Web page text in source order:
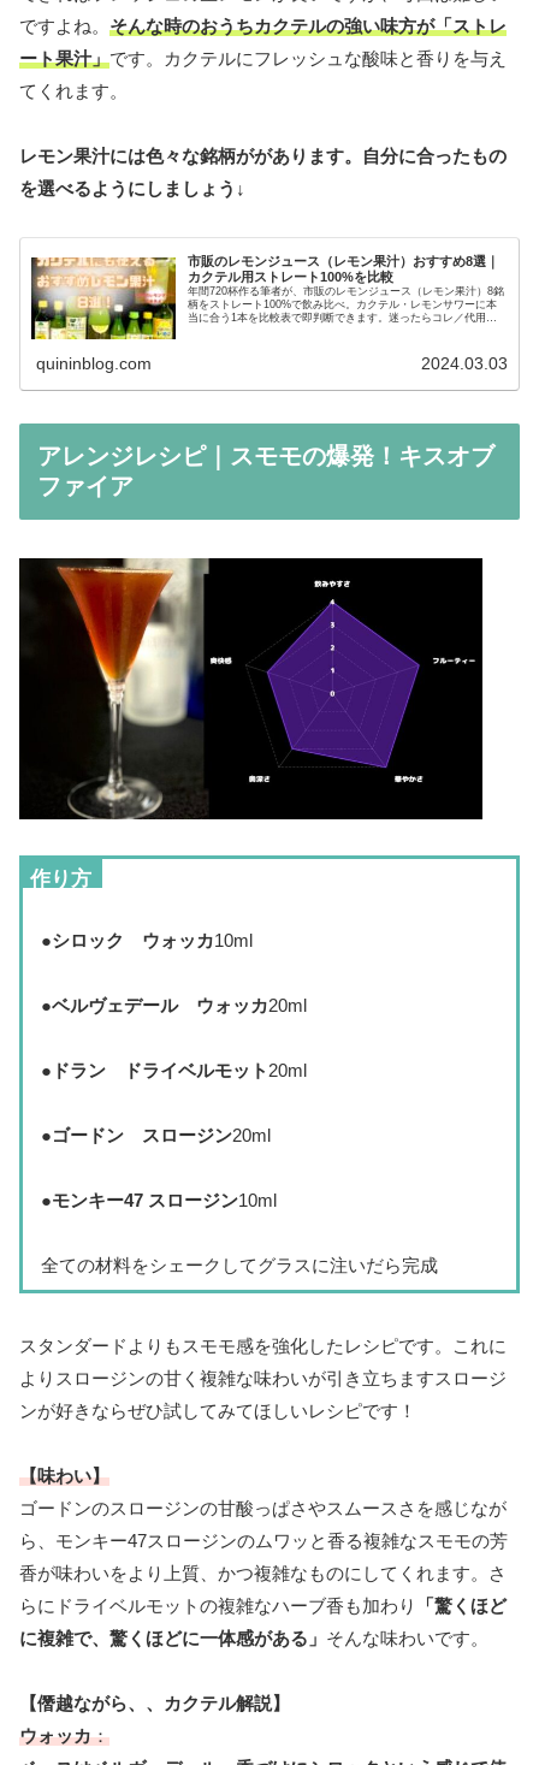
ですよね。 そんな時のおうちカクテルの強い味方が「ストレ
ート果汁」です。カクテルにフレッシュな酸味と香りを与え
てくれます。
レモン果汁には色々な銘柄ががあります。自分に合ったもの
を選べるようにしましょう↓
市販のレモンジュース（レモン果汁）おすすめ8選｜
カクテル用ストレート100%を比較
年間720杯作る筆者が、市販のレモンジュース（レモン果汁）8銘
柄をストレート100%で飲み比べ。カクテル・レモンサワーに本
当に合う1本を比較表で即判断できます。迷ったらコレ／代用品
quininblog.com 2024.03.03
アレンジレシピ｜スモモの爆発！キスオブ
ファイア
作り方
●シロック ウォッカ10ml
●ベルヴェデール ウォッカ20ml
● ドラン ドライベルモット 20ml
●ゴードン スロージン20ml
●モンキー47 スロージン10ml
全ての材料をシェークしてグラスに注いだら完成
スタンダードよりもスモモ感を強化したレシピです。これに
よりスロージンの甘く複雑な味わいが引き立ちますスロージ
ンが好きならぜひ試してみてほしいレシピです！
【味わい】
ゴードンのスロージンの甘酸っぱさやスムースさを感じなが
ら、モンキー47スロージンのムワッと香る複雑なスモモの芳
香が味わいをより上質、かつ複雑なものにしてくれます。さ
らにドライベルモットの複雑なハーブ香も加わり
「驚くほど
に複雑で、驚くほどに一体感がある」 そんな味わいです。
【僭越ながら、、カクテル解説】
ウォッカ：